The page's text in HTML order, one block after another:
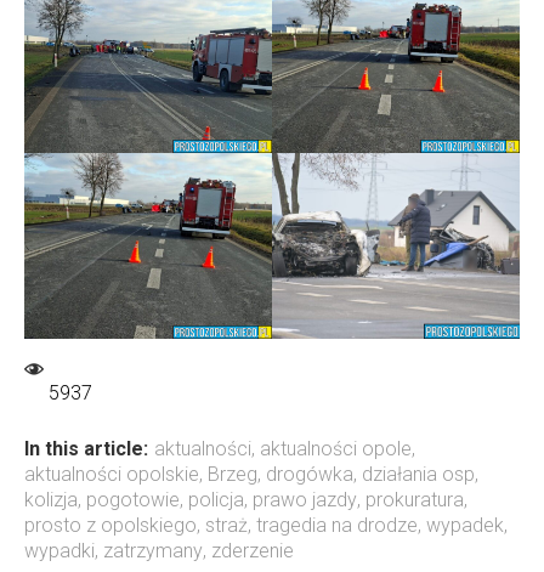
5937
In this article: aktualności, aktualności opole,
aktualności opolskie, Brzeg, drogówka, działania osp,
kolizja, pogotowie, policja, prawo jazdy, prokuratura,
prosto z opolskiego, straż, tragedia na drodze, wypadek,
wypadki, zatrzymany, zderzenie